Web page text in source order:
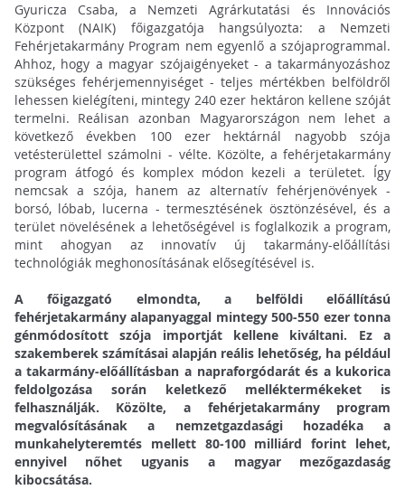
Gyuricza Csaba, a Nemzeti Agrárkutatási és Innovációs
Központ (NAIK) főigazgatója hangsúlyozta: a Nemzeti
Fehérjetakarmány Program nem egyenlő a szójaprogrammal.
Ahhoz, hogy a magyar szójaigényeket - a takarmányozáshoz
szükséges fehérjemennyiséget - teljes mértékben belföldről
lehessen kielégíteni, mintegy 240 ezer hektáron kellene szóját
termelni. Reálisan azonban Magyarországon nem lehet a
következő években 100 ezer hektárnál nagyobb szója
vetésterülettel számolni - vélte. Közölte, a fehérjetakarmány
program átfogó és komplex módon kezeli a területet. Így
nemcsak a szója, hanem az alternatív fehérjenövények -
borsó, lóbab, lucerna - termesztésének ösztönzésével, és a
terület növelésének a lehetőségével is foglalkozik a program,
mint ahogyan az innovatív új takarmány-előállítási
technológiák meghonosításának elősegítésével is.
A főigazgató elmondta, a belföldi előállítású
fehérjetakarmány alapanyaggal mintegy 500-550 ezer tonna
génmódosított szója importját kellene kiváltani. Ez a
szakemberek számításai alapján reális lehetőség, ha például
a takarmány-előállításban a napraforgódarát és a kukorica
feldolgozása során keletkező melléktermékeket is
felhasználják. Közölte, a fehérjetakarmány program
megvalósításának a nemzetgazdasági hozadéka a
munkahelyteremtés mellett 80-100 milliárd forint lehet,
ennyivel nőhet ugyanis a magyar mezőgazdaság
kibocsátása.